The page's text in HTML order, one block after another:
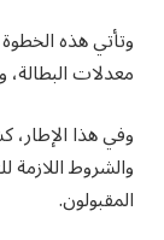
وتأتي هذه
معدلات
وفي هذا
والشروط
المقبولون.